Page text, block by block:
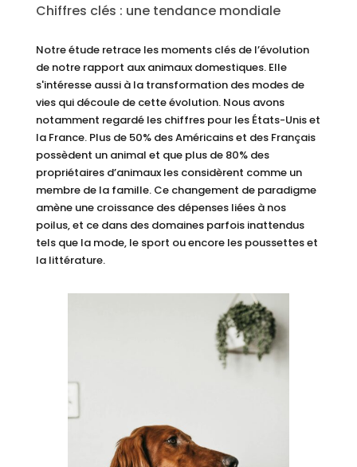
Chiffres clés : une tendance mondiale
Notre étude retrace les moments clés de l’évolution
de notre rapport aux animaux domestiques. Elle
s'intéresse aussi à la transformation des modes de
vies qui découle de cette évolution. Nous avons
notamment regardé les chiffres pour les États-Unis et
la France. Plus de 50% des Américains et des Français
possèdent un animal et que plus de 80% des
propriétaires d’animaux les considèrent comme un
membre de la famille. Ce changement de paradigme
amène une croissance des dépenses liées à nos
poilus, et ce dans des domaines parfois inattendus
tels que la mode, le sport ou encore les poussettes et
la littérature.